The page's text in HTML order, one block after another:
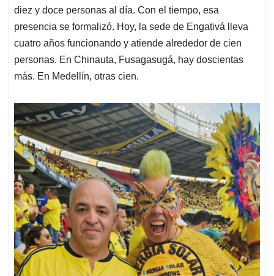
diez y doce personas al día. Con el tiempo, esa
presencia se formalizó. Hoy, la sede de Engativá lleva
cuatro años funcionando y atiende alrededor de cien
personas. En Chinauta, Fusagasugá, hay doscientas
más. En Medellín, otras cien.